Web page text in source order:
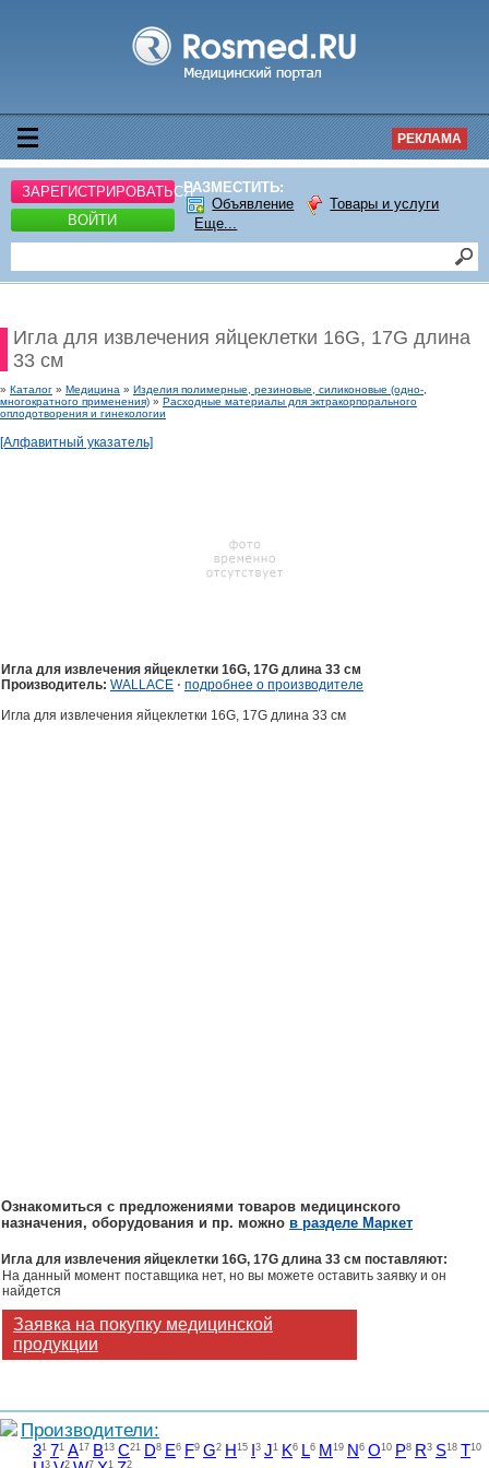
РЕКЛАМА
ЗАРЕГИСТРИРОВАТЬСЯ
ВОЙТИ
РАЗМЕСТИТЬ:
Объявление
Товары и услуги
Еще...
Игла для извлечения яйцеклетки 16G, 17G длина
33 см
» Каталог » Медицина » Изделия полимерные, резиновые, силиконовые (одно-,
многократного применения) » Расходные материалы для эктракорпорального
оплодотворения и гинекологии
[Алфавитный указатель]
Игла для извлечения яйцеклетки 16G, 17G длина 33 см
Производитель: WALLACE ⋅ подробнее о производителе
Игла для извлечения яйцеклетки 16G, 17G длина 33 см
Ознакомиться с предложениями товаров медицинского
назначения, оборудования и пр. можно в разделе Маркет
Игла для извлечения яйцеклетки 16G, 17G длина 33 см поставляют:
На данный момент поставщика нет, но вы можете оставить заявку и он
найдется
Заявка на покупку медицинской
продукции
Производители:
31 71 A17 B13 C21 D8 E6 F9 G2 H 15 3 J 1 K6 L6 M 19 N 6 O 10 P8 R3 S18 T10
3 2 7 1 2